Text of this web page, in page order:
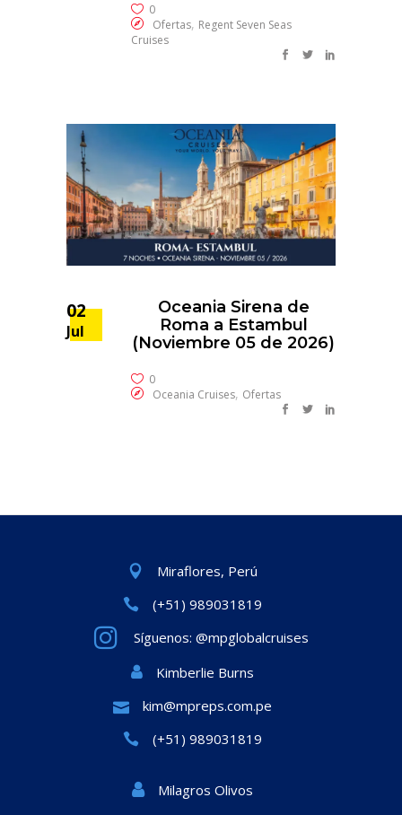
0
Ofertas, Regent Seven Seas
Cruises
02
Jul
Oceania Sirena de
Roma a Estambul
(Noviembre 05 de 2026)
0
Oceania Cruises, Ofertas
Miraflores, Perú
(+51) 989031819
Síguenos: @mpglobalcruises
Kimberlie Burns
kim@mpreps.com.pe
(+51) 989031819
Milagros Olivos